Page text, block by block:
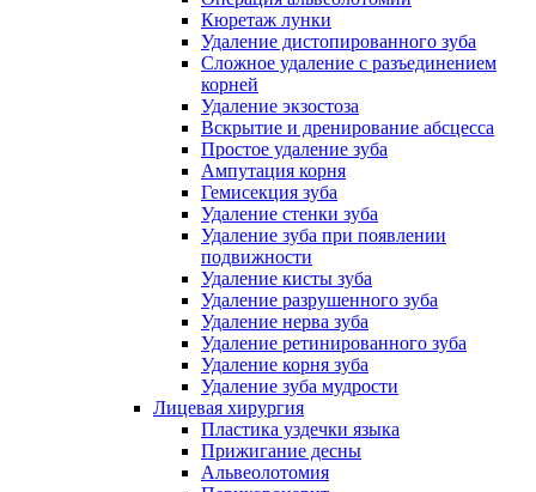
Кюретаж лунки
Удаление дистопированного зуба
Сложное удаление с разъединением
корней
Удаление экзостоза
Вскрытие и дренирование абсцесса
Простое удаление зуба
Ампутация корня
Гемисекция зуба
Удаление стенки зуба
Удаление зуба при появлении
подвижности
Удаление кисты зуба
Удаление разрушенного зуба
Удаление нерва зуба
Удаление ретинированного зуба
Удаление корня зуба
Удаление зуба мудрости
Лицевая хирургия
Пластика уздечки языка
Прижигание десны
Альвеолотомия